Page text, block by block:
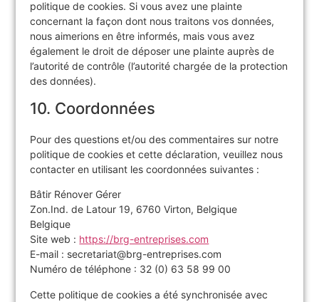
politique de cookies. Si vous avez une plainte
concernant la façon dont nous traitons vos données,
nous aimerions en être informés, mais vous avez
également le droit de déposer une plainte auprès de
l’autorité de contrôle (l’autorité chargée de la protection
des données).
10. Coordonnées
Pour des questions et/ou des commentaires sur notre
politique de cookies et cette déclaration, veuillez nous
contacter en utilisant les coordonnées suivantes :
Bâtir Rénover Gérer
Zon.Ind. de Latour 19, 6760 Virton, Belgique
Belgique
Site web : https://brg-entreprises.com
E-mail : secretariat@brg-entreprises.com
Numéro de téléphone : 32 (0) 63 58 99 00
Cette politique de cookies a été synchronisée avec